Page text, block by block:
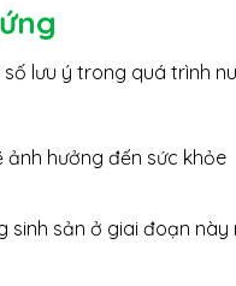
số lưu ý trong quá trình
hưởng đến sức khỏe
sinh sản ở giai đoạn này